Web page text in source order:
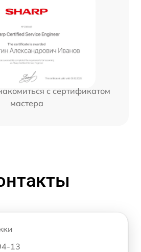
с сертификатом
мастера
13